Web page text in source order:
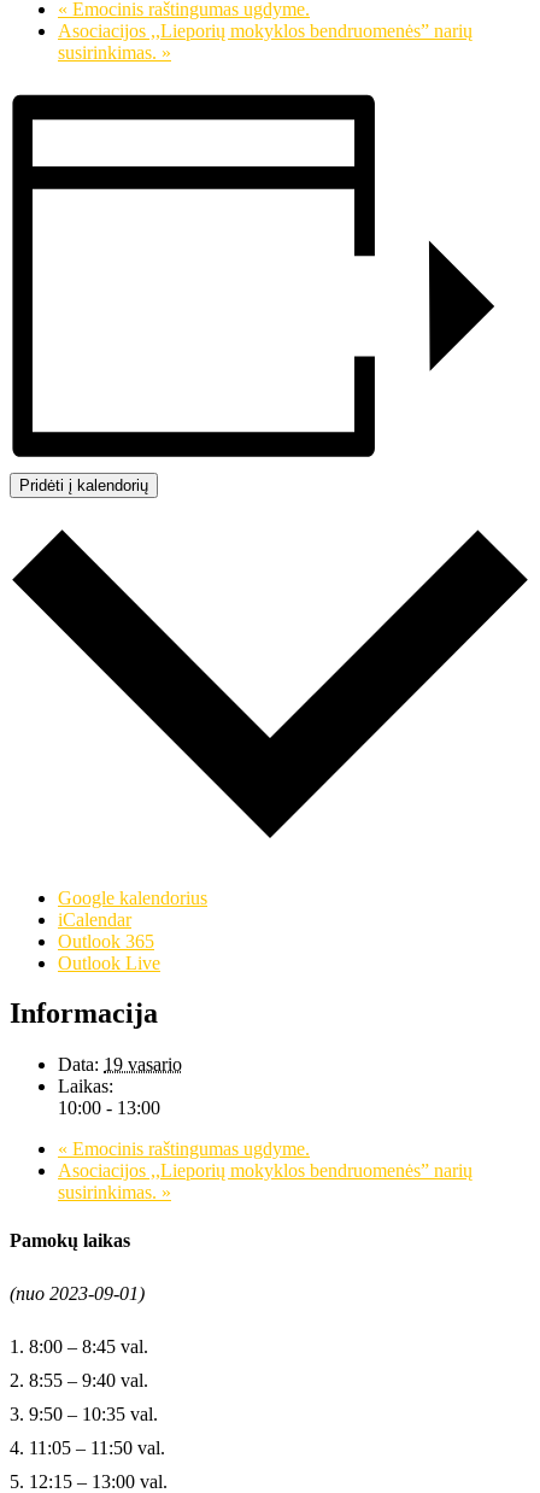
« Emocinis raštingumas ugdyme.
Asociacijos ,,Lieporių mokyklos bendruomenės” narių
susirinkimas. »
Pridėti į kalendorių
Google kalendorius
iCalendar
Outlook 365
Outlook Live
Informacija
Data: 19 vasario
Laikas:
10:00 - 13:00
« Emocinis raštingumas ugdyme.
Asociacijos ,,Lieporių mokyklos bendruomenės” narių
susirinkimas. »
Pamokų laikas
(nuo 2023-09-01)
1. 8:00 – 8:45 val.
2. 8:55 – 9:40 val.
3. 9:50 – 10:35 val.
4. 11:05 – 11:50 val.
5. 12:15 – 13:00 val.